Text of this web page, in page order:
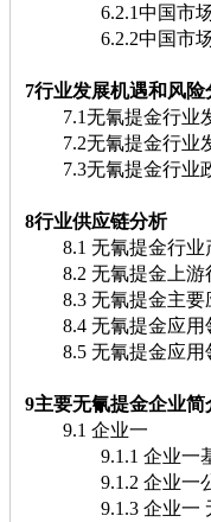
6.2.1中国市场不
6.2.2中国市场不
7行业发展机遇和风险
7.1无氰提金行业
7.2无氰提金行业
7.3无氰提金行业
8行业供应链分析
8.1 无氰提金行业
8.2 无氰提金上游
8.3 无氰提金主要
8.4 无氰提金应用
8.5 无氰提金应用
9主要无氰提金企业简
9.1 企业一
9.1.1 企业一基本
9.1.2 企业一公
9.1.3 企业一 无